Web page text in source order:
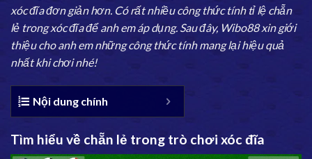
xóc đĩa đơn giản hơn. Có rất nhiều công thức tính tỉ lệ chẵn
lẻ trong xóc đĩa để anh em áp dụng. Sau đây, Wibo88xin giới
thiệu cho anh em những công thức tính mang lại hiệu quả
nhất khi chơi nhé!
Nội dung chính
Tìm hiểu về chẵn lẻ trong trò chơi xóc đĩa